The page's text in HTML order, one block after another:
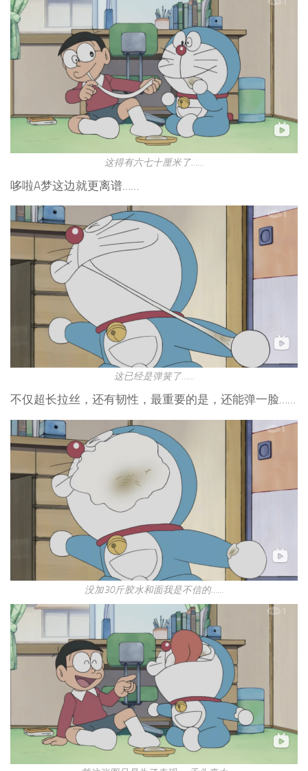
这得有六七十厘米了……
哆啦A梦这边就更离谱……
这已经是弹簧了……
不仅超长拉丝，还有韧性，最重要的是，还能弹一脸……
没加30斤胶水和面我是不信的……